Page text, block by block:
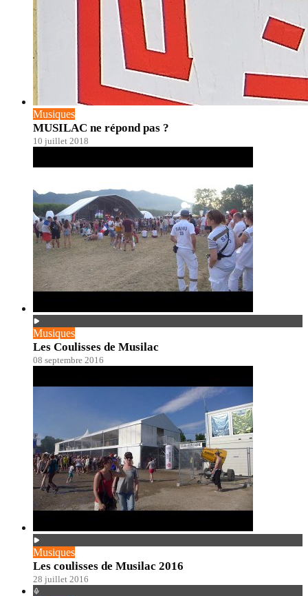
Musiques
MUSILAC ne répond pas ?
10 juillet 2018
Musiques
Les Coulisses de Musilac
08 septembre 2016
Musiques
Les coulisses de Musilac 2016
28 juillet 2016